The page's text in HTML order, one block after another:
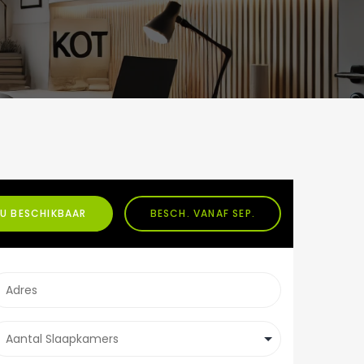
BESCHIKBAAR BESCH. VANAF SEP.